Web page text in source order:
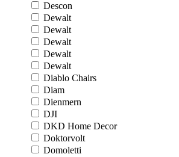
Descon
Dewalt
Dewalt
Dewalt
Dewalt
Dewalt
Diablo Chairs
Diam
Dienmern
DJI
DKD Home Decor
Doktorvolt
Domoletti